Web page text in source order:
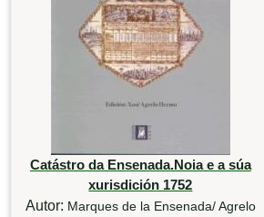
Catástro da Ensenada.Noia e a súa
xurisdición 1752
Autor: Marques de la Ensenada/ Agrelo